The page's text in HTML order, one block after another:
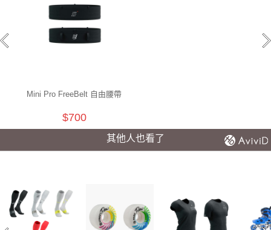
Mini Pro FreeBelt 自由腰帶
$700
其他人也看了